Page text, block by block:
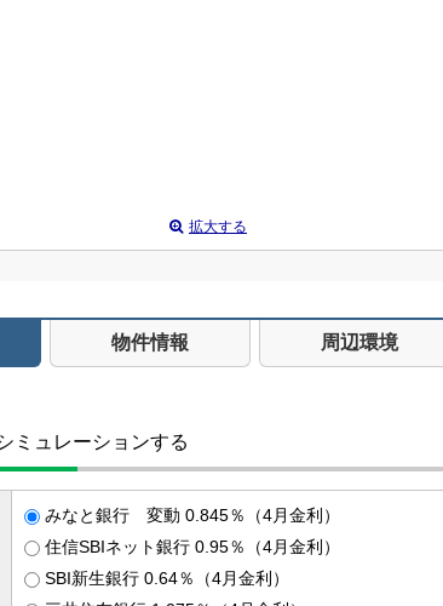
拡大する
物件情報 周辺環境
ミュレーションする
みなと銀行 変動 0.845％（4月金利）
住信SBIネット銀行 0.95％（4月金利）
SBI新生銀行 0.64％（4月金利）